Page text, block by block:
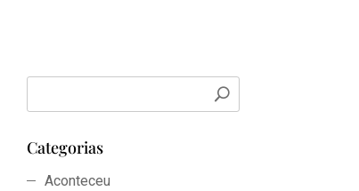
Categorias
Aconteceu